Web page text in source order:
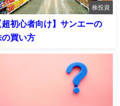
株投資
超初心者向け】サンエーの
の買い方